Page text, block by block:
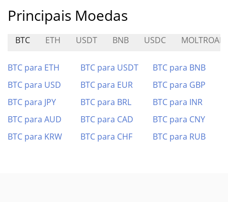
Principais Moedas
BTC ETH USDT BNB USDC MOLTROAD
BTC para ETH BTC para USDT
BTC para BNB
BTC para USD
BTC para EUR
BTC para GBP
BTC para JPY
BTC para BRL
BTC para INR
BTC para AUD
BTC para CAD
BTC para CNY
BTC para KRW
BTC para CHF BTC para RUB